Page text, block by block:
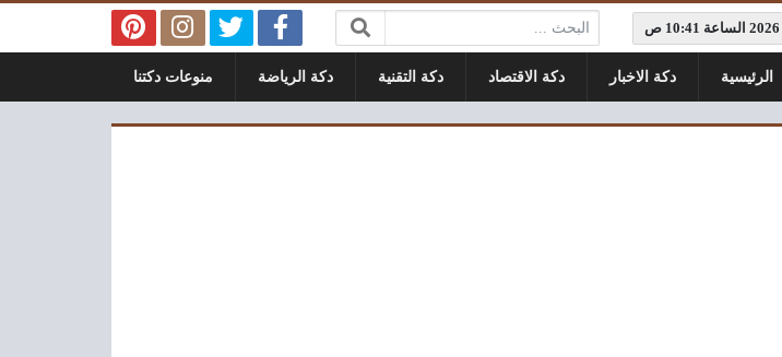
البحث:
الرئيسية دكة الاخبار دكة الاقتصاد دكة التقنية دكة الرياضة منوعات دكتنا